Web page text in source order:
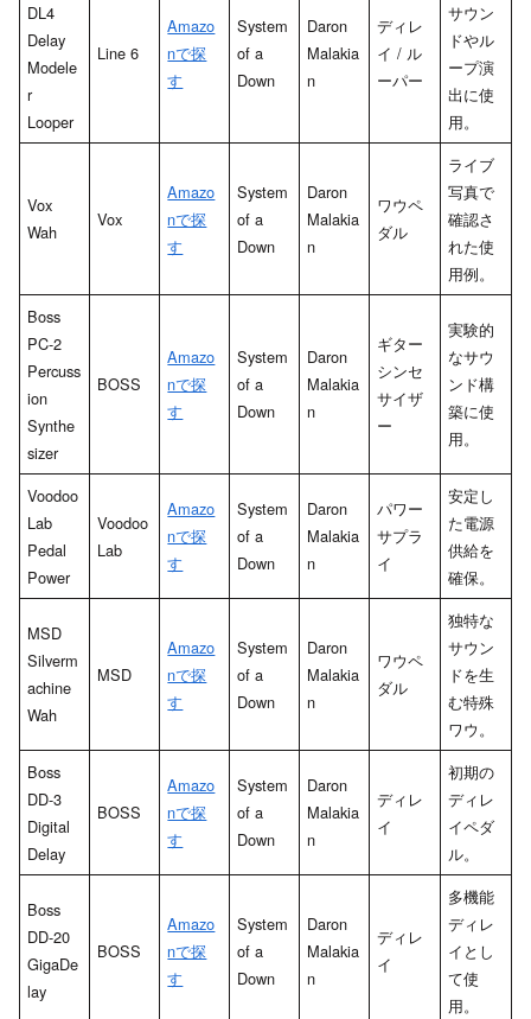
DL4
Delay
Modele
r
Looper
Line 6
Amazo
nで探
す
System
of a
Down
Daron
Malakia
n
ディレ
イ / ル
ーパー
サウン
ドやル
ープ演
出に使
用。
Vox
Wah
Vox
Amazo
nで探
す
System
of a
Down
Daron
Malakia
n
ワウペ
ダル
ライブ
写真で
確認さ
れた使
用例。
Boss
PC-2
Percuss
ion
Synthe
sizer
BOSS
Amazo
nで探
す
System
of a
Down
Daron
Malakia
n
ギター
シンセ
サイザ
ー
実験的
なサウ
ンド構
築に使
用。
Voodoo
Lab
Pedal
Power
Voodoo
Lab
Amazo
nで探
す
System
of a
Down
Daron
Malakia
n
パワー
サプラ
イ
安定し
た電源
供給を
確保。
MSD
Silverm
achine
Wah
MSD
Amazo
nで探
す
System
of a
Down
Daron
Malakia
n
ワウペ
ダル
独特な
サウン
ドを生
む特殊
ワウ。
Boss
DD-3
Digital
Delay
BOSS
Amazo
nで探
す
System
of a
Down
Daron
Malakia
n
ディレ
イ
初期の
ディレ
イペダ
ル。
Boss
DD-20
GigaDe
lay
BOSS
Amazo
nで探
す
System
of a
Down
Daron
Malakia
n
ディレ
イ
多機能
ディレ
イとし
て使
用。